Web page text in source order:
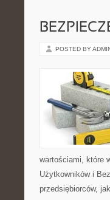
POSTED BY
wartościami, które
Użytkowników i
przedsiębiorców,